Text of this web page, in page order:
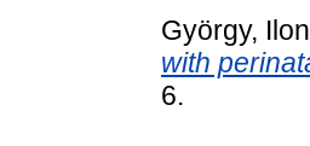
György,
with
6.